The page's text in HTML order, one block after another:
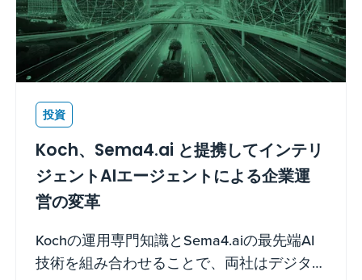
投資
Koch、Sema4.ai と提携してインテリ
ジェントAIエージェントによる企業運
営の変革
Kochの運用専門知識とSema4.aiの最先端AI
技術を組み合わせることで、両社はデジタ